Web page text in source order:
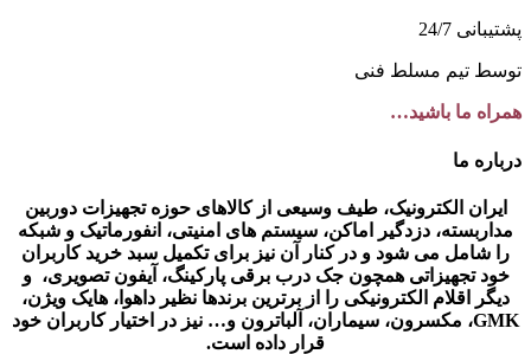
پشتیبانی 24/7
توسط تیم مسلط فنی
همراه ما باشید…
درباره ما
ایران الکترونیک، طیف وسیعی از کالاهای حوزه تجهیزات دوربین
مداربسته، دزدگیر اماکن، سیستم های امنیتی، انفورماتیک و شبکه
را شامل می شود و در کنار آن نیز برای تکمیل سبد خرید کاربران
خود تجهیزاتی همچون جک درب برقی پارکینگ، آیفون تصویری، و
دیگر اقلام الکترونیکی را از برترین برندها نظیر داهوا، هایک ویژن،
GMK، مکسرون، سیماران، آلباترون و… نیز در اختیار کاربران خود
قرار داده است.